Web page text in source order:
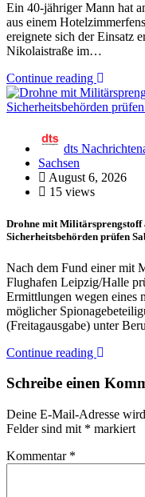
Ein 40-jähriger Mann hat
aus einem
ereignete sich der Einsatz
Nikolaistraße im…
Continue reading
dts
Sachsen
August 6, 2026
15 views
Drohne mit
Sicherheitsbehörden prüfen
Nach dem Fund einer mit
Flughafen Leipzig/Halle
Ermittlungen wegen eines
möglicher
(Freitagausgabe) unter
Continue reading
Schreibe einen
Deine E-Mail-Adresse
Felder sind mit * markiert
Kommentar *